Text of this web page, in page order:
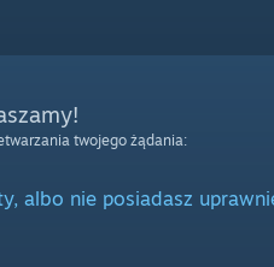
twojego żądania:
albo nie posiadasz